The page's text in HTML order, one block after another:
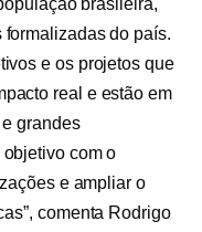
brasileira,
do país.
e os projetos que
real e estão em
grandes
com o
e ampliar o
comenta Rodrigo